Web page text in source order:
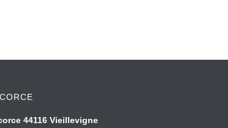
44116 Vieillevigne